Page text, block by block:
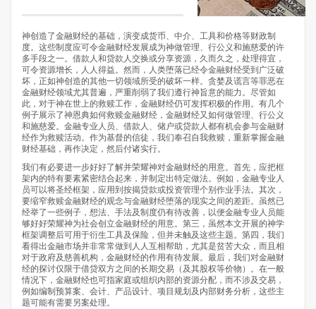
神创造了金融财经的基础，演变成货币、中介、工具和价格等财政制
度。这些制度应可令金融财经发展成为神做管理、行公义和施慈爱的许
多手段之一。借款人和贷款人交换或分享资源，久而久之，处理得宜，
可令资源增长，人人得益。然而，人类堕落已经令金融财经受到广泛破
坏，正如神创造的其他一切领域所受的破坏一样。贪婪及谎言等罪恶在
金融财经领域尤其普遍，严重削弱了我们遵行神旨意的能力。尽管如
此，对于神在世上的救赎工作，金融财经仍可发挥积极的作用。有几个
例子展示了神恩典如何救赎金融财经，金融财经又如何做管理、行公义
和施慈爱。金融专业人员、借款人、储户或贷款人都有机会参与金融财
经作为救赎活动。作为基督的信徒，我们奉召自我救赎，重新掌握金融
财经基础，再作决定，然后付诸实行。
我们有必要进一步好好了解并荣耀神对金融财经的用意。首先，应把框
架内的特有要素紧密结合起来，并制定出特定做法。例如，金融专业人
员可以将圣经框架，应用到按揭贷款或投资管理个别作业手法。其次，
要缩窄救赎金融财经的观念与金融财经堕落的现实之间的差距。虽然已
经举了一些例子，想法、手法及制度仍有待改善，以便金融专业人员能
够好好荣耀神为社会创立金融财经的用意。第三，虽然本文开展的神学
框架调整后可用于衍生工具及保险，但并未触及这些主题。第四，我们
看得出金融市场并非常常做到人人互相帮助，尤其是贫苦大众，而且相
对于政府及慈善机构，金融财经的作用有待发展。最后，我们对金融财
经的探讨仅限于借贷双方之间的长期交易（及其股权等价物）。在一般
情况下，金融财经也可指家庭或组织内部的资源分配，而不涉及交易，
例如编制预算案、会计、产品设计、项目规划及内部财务分析，这些主
题可能有需要另案处理。